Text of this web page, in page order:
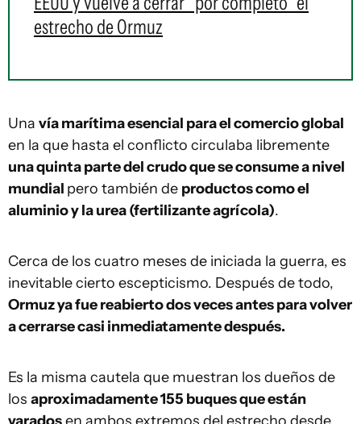
estrecho de Ormuz
Una vía marítima esencial para el comercio global
en la que hasta el conflicto circulaba libremente
una quinta parte del crudo que se consume a nivel
mundial pero también de productos como el
aluminio y la urea (fertilizante agrícola).
Cerca de los cuatro meses de iniciada la guerra, es
inevitable cierto escepticismo. Después de todo,
Ormuz ya fue reabierto dos veces antes para volver
a cerrarse casi inmediatamente después.
Es la misma cautela que muestran los dueños de
los aproximadamente 155 buques que están